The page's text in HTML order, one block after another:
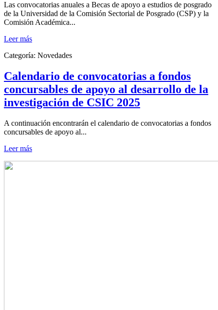
Las convocatorias anuales a Becas de apoyo a estudios de posgrado
de la Universidad de la Comisión Sectorial de Posgrado (CSP) y la
Comisión Académica...
Leer más
Categoría: Novedades
Calendario de convocatorias a fondos
concursables de apoyo al desarrollo de la
investigación de CSIC 2025
A continuación encontrarán el calendario de convocatorias a fondos
concursables de apoyo al...
Leer más